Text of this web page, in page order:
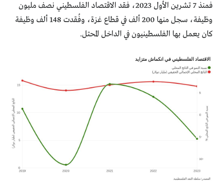
فمنذ 7 تشرين الأول 2023، فقد الاقتصاد الفلسطيني نصف مليون
وظيفة، سجل منها 200 ألف في قطاع غزة، وفُقدت 148 ألف وظيفة
كان يعمل بها الفلسطينيون في الداخل المحتل.